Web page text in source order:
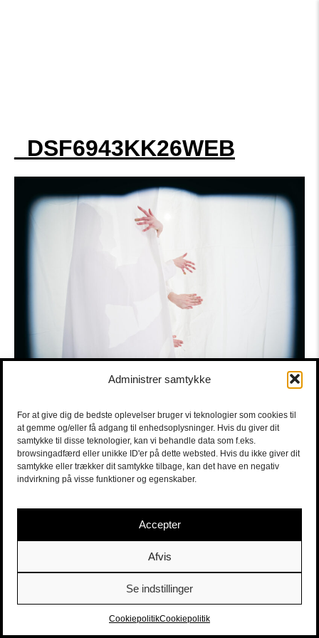
Administrer samtykke
For at give dig de bedste oplevelser bruger vi teknologier som cookies til
at gemme og/eller få adgang til enhedsoplysninger. Hvis du giver dit
samtykke til disse teknologier, kan vi behandle data som f.eks.
browsingadfærd eller unikke ID'er på dette websted. Hvis du ikke giver dit
samtykke eller trækker dit samtykke tilbage, kan det have en negativ
indvirkning på visse funktioner og egenskaber.
Accepter
Afvis
Se indstillinger
CookiepolitikCookiepolitik
_DSF6943KK26WEB
Sort/Hvid | Staldgade 26-30 - 1699 Købehavn V |Billetter
|billet@sort-hvid.dk